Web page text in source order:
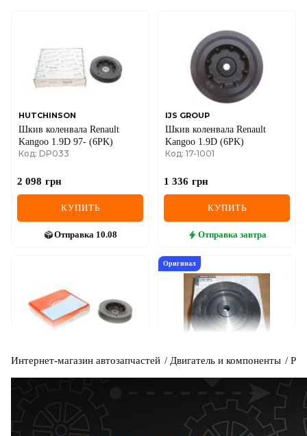
HUTCHINSON
Шкив коленвала Renault
Kangoo 1.9D 97- (6PK)
Код: DP033
2 098 грн
КУПИТЬ
Отправка 10.08
IJS GROUP
Шкив коленвала Renault
Kangoo 1.9D (6PK)
Код: 17-1001
1 336 грн
КУПИТЬ
Отправка завтра
CORTECO
1 742 грн
Оригинал
RENAULT
Код: 82 00 545 437
Интернет-магазин автозапчастей Двигатель и компоненты